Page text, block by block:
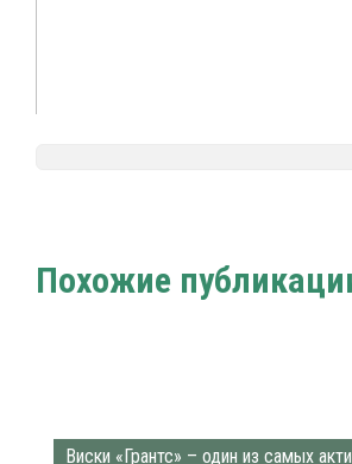
Похожие
Виски «Грантс» – один из самых